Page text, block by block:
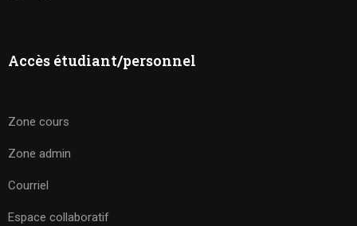
Accès étudiant/personnel
Zone cours
Zone admin
Courriel
Espace collaboratif